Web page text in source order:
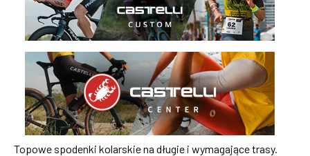
Topowe spodenki kolarskie na długie i wymagające trasy.